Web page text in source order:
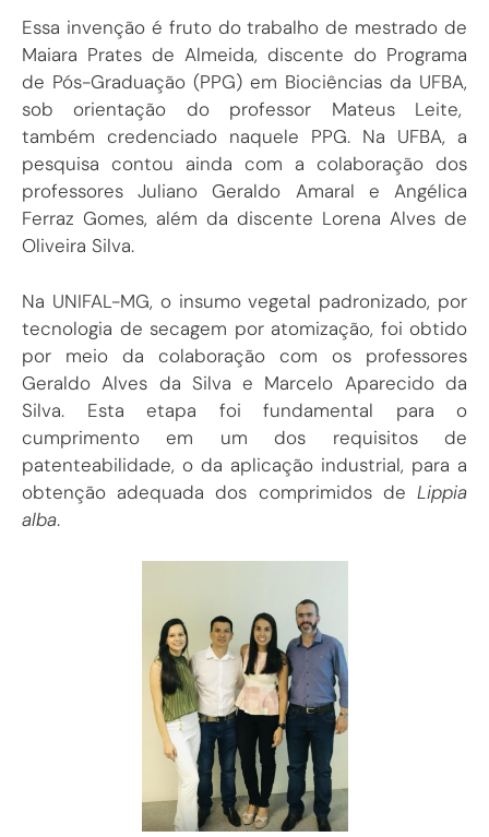
Essa invenção é fruto do trabalho de mestrado de
Maiara Prates de Almeida, discente do Programa
de Pós-Graduação (PPG) em Biociências da UFBA,
sob orientação do professor Mateus Leite,
também credenciado naquele PPG. Na UFBA, a
pesquisa contou ainda com a colaboração dos
professores Juliano Geraldo Amaral e Angélica
Ferraz Gomes, além da discente Lorena Alves de
Oliveira Silva.
Na UNIFAL-MG, o insumo vegetal padronizado, por
tecnologia de secagem por atomização, foi obtido
por meio da colaboração com os professores
Geraldo Alves da Silva e Marcelo Aparecido da
Silva. Esta etapa foi fundamental para o
cumprimento em um dos requisitos de
patenteabilidade, o da aplicação industrial, para a
obtenção adequada dos comprimidos de Lippia
alba.